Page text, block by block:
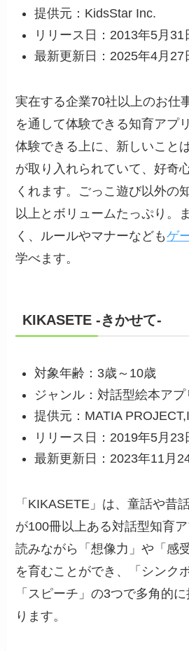
提供元：KidsStar Inc.
リリース日：2013年5月31
最新更新日：2025年4月27
実在する企業70社以上のお仕
を通して体験できる知育アプ
体験できる上に、新しいこと
が取り入れられていて、好奇
くれます。ごっこ遊び以外の
以上とボリュームたっぷり。
く、ルールやマナーなどもゲ
学べます。
KIKASETE -きかせて-
対象年齢：3歳～10歳
ジャンル：対話型絵本アプ
提供元：MATIA
リリース日：2019年5月23
最新更新日：2023年11月
「KIKASETE」は、童話や昔
が100冊以上ある対話型知育
読みながら「想像力」や「感
を育むことができ、「シンク
「スピーチ」の3つで多角的
ります。